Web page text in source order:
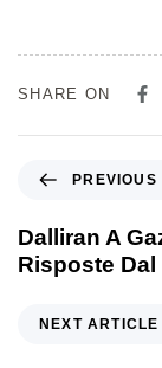
SHARE ON
Dalliran A
Risposte
NEXT ARTICLE